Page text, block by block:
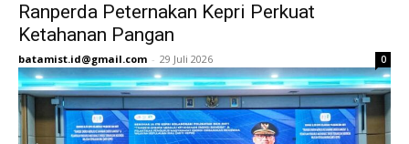
Ranperda Peternakan Kepri Perkuat
Ketahanan Pangan
batamist.id@gmail.com - 29 Juli 2026 0